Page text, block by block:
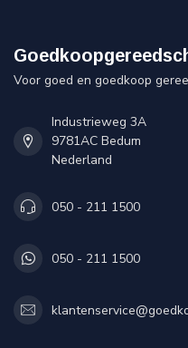
Voor goed en goedkoop
Industrieweg 3A
9781AC Bedum
Nederland
050 - 211 1500
050 - 211 1500